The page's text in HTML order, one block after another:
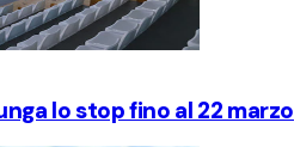
lo stop fino al 22 marzo